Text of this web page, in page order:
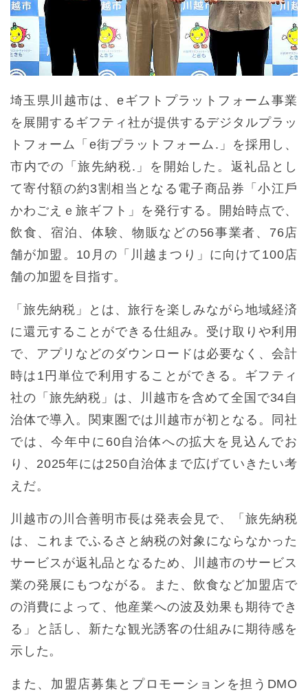
埼⽟県川越市は、eギフトプラットフォーム事業
を展開するギフティ社が提供するデジタルプラッ
トフォーム「e街プラットフォーム.」を採⽤し、
市内での「旅先納税.」を開始した。返礼品とし
て寄付額の約3割相当となる電⼦商品券「⼩江⼾
かわごえｅ旅ギフト」を発⾏する。開始時点で、
飲食、宿泊、体験、物販などの56事業者、76店
舗が加盟。10月の「川越まつり」に向けて100店
舗の加盟を目指す。
「旅先納税」とは、旅⾏を楽しみながら地域経済
に還元することができる仕組み。受け取りや利⽤
で、アプリなどのダウンロードは必要なく、会計
時は1円単位で利⽤することができる。ギフティ
社の「旅先納税」は、川越市を含めて全国で34自
治体で導入。関東圏では川越市が初となる。同社
では、今年中に60自治体への拡大を見込んでお
り、2025年には250自治体まで広げていきたい考
えだ。
川越市の川合善明市長は発表会見で、「旅先納税
は、これまでふるさと納税の対象にならなかった
サービスが返礼品となるため、川越市のサービス
業の発展にもつながる。また、飲食など加盟店で
の消費によって、他産業への波及効果も期待でき
る」と話し、新たな観光誘客の仕組みに期待感を
示した。
また、加盟店募集とプロモーションを担うDMO